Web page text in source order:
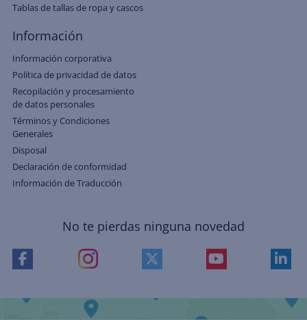
Tablas de tallas de ropa y cascos
Información
Información corporativa
Política de privacidad de datos
Recopilación y procesamiento
de datos personales
Términos y Condiciones
Generales
Disposal
Declaración de conformidad
Información de Traducción
No te pierdas ninguna novedad